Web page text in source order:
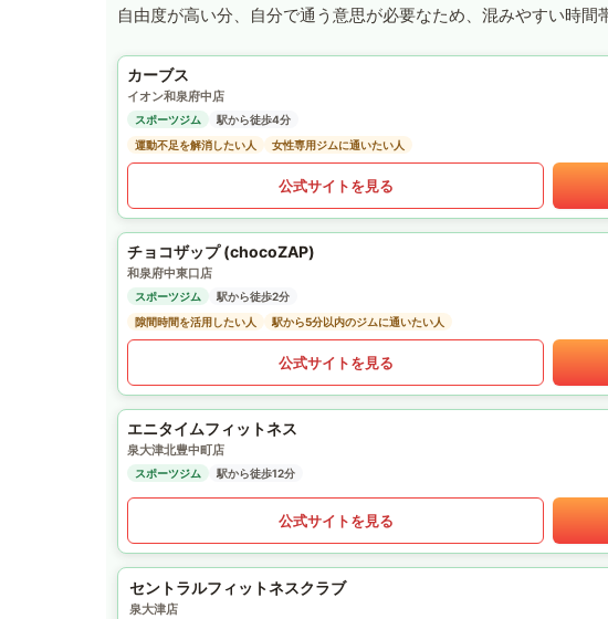
自由度が高い分、自分で通う意思が必要なため、混みやすい時間
カーブス
イオン和泉府中店
スポーツジム
駅から徒歩4分
運動不足を解消したい人
女性専用ジムに通いたい人
公式サイトを見る
チョコザップ (chocoZAP)
和泉府中東口店
スポーツジム
駅から徒歩2分
隙間時間を活用したい人
駅から5分以内のジムに通いたい人
公式サイトを見る
エニタイムフィットネス
泉大津北豊中町店
スポーツジム 駅から徒歩12分
公式サイトを見る
セントラルフィットネスクラブ
泉大津店